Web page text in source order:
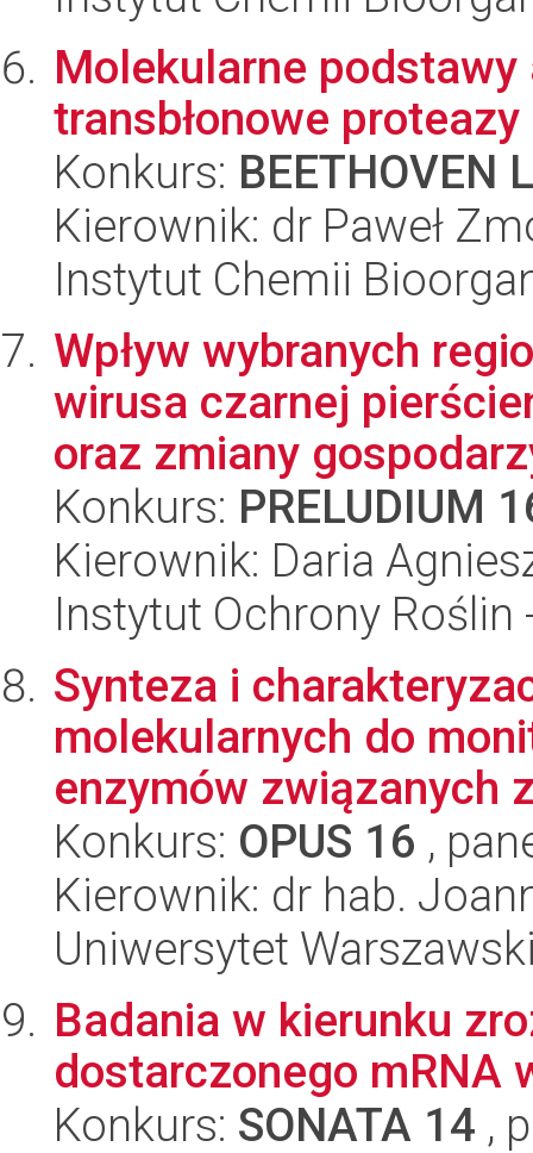
Molekularne
transbłonowe
Konkurs: BEETHOVEN
Kierownik: dr Paweł
Instytut Chemii
Wpływ wybranych
wirusa czarnej
oraz zmiany
Konkurs: PRELUDIUM
Kierownik: Daria
Instytut Ochrony
Synteza i
molekularnych do
enzymów związanych
Konkurs: OPUS 16 ,
Kierownik: dr hab.
Uniwersytet
Badania w kierunku
dostarczonego mRNA
Konkurs: SONATA 14 ,